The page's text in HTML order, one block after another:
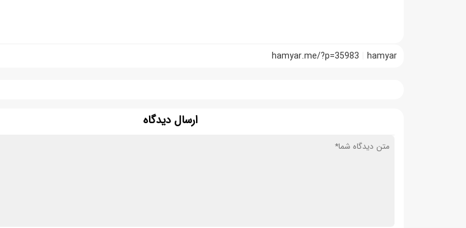
hamyar
hamyar.me/?p=35983
ارسال دیدگاه